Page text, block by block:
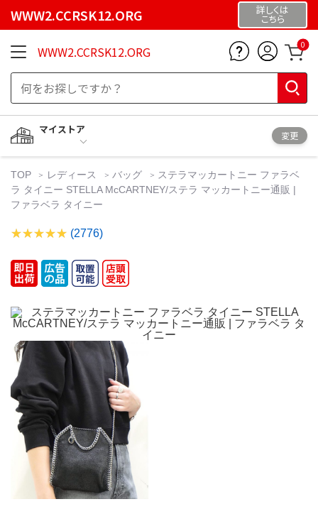
WWW2.CCRSK12.ORG 詳しくは
こちら
WWW2.CCRSK12.ORG 0
マイストア
変更
TOP レディース バッグ
ステラマッカートニー ファラベ
ラ タイニー STELLA McCARTNEY/ステラ マッカートニー通販 |
ファラベラ タイニー
(2776)